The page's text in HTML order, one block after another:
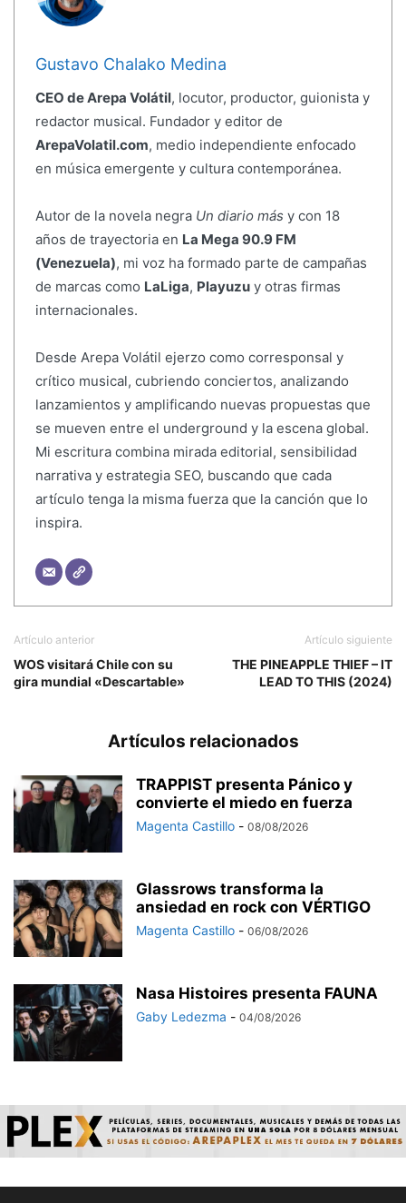
Gustavo Chalako Medina
CEO de Arepa Volátil, locutor, productor, guionista y
redactor musical. Fundador y editor de
ArepaVolatil.com, medio independiente enfocado
en música emergente y cultura contemporánea.
Autor de la novela negra Un diario más y con 18
años de trayectoria en La Mega 90.9 FM
(Venezuela), mi voz ha formado parte de campañas
de marcas como LaLiga, Playuzuy otras firmas
internacionales.
Desde Arepa Volátil ejerzo como corresponsal y
crítico musical, cubriendo conciertos, analizando
lanzamientos y amplificando nuevas propuestas que
se mueven entre el underground y la escena global.
Mi escritura combina mirada editorial, sensibilidad
narrativa y estrategia SEO, buscando que cada
artículo tenga la misma fuerza que la canción que lo
inspira.
Artículo anterior
WOS visitará Chile con su
gira mundial «Descartable»
Artículo siguiente
THE PINEAPPLE THIEF – IT
LEAD TO THIS (2024)
Artículos relacionados
TRAPPIST presenta Pánico y
convierte el miedo en fuerza
Magenta Castillo - 08/08/2026
Glassrows transforma la
ansiedad en rock con VÉRTIGO
Magenta Castillo - 06/08/2026
Nasa Histoires presenta FAUNA
Gaby Ledezma - 04/08/2026